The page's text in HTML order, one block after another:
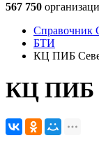
567 750
Справочник
БТИ
КЦ ПИБ
КЦ ПИБ